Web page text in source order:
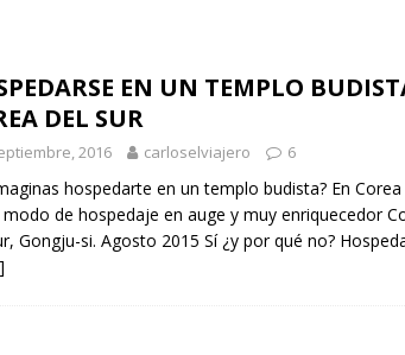
La historia de la misteriosa avioneta de la playa
JAMAICA
El barrio más castizo de Malabo GUINEA ECUATORIAL
EN UN TEMPLO
DEL SUR
2016 carloselviajero 6
hospedarte en un templo budista? En Corea
de hospedaje en auge y muy enriquecedor
Gongju-si. Agosto 2015 Sí ¿y por qué no?